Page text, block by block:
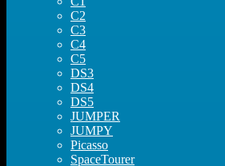
C2
C3
C4
C5
DS3
DS4
DS5
JUMPER
JUMPY
Picasso
SpaceTourer